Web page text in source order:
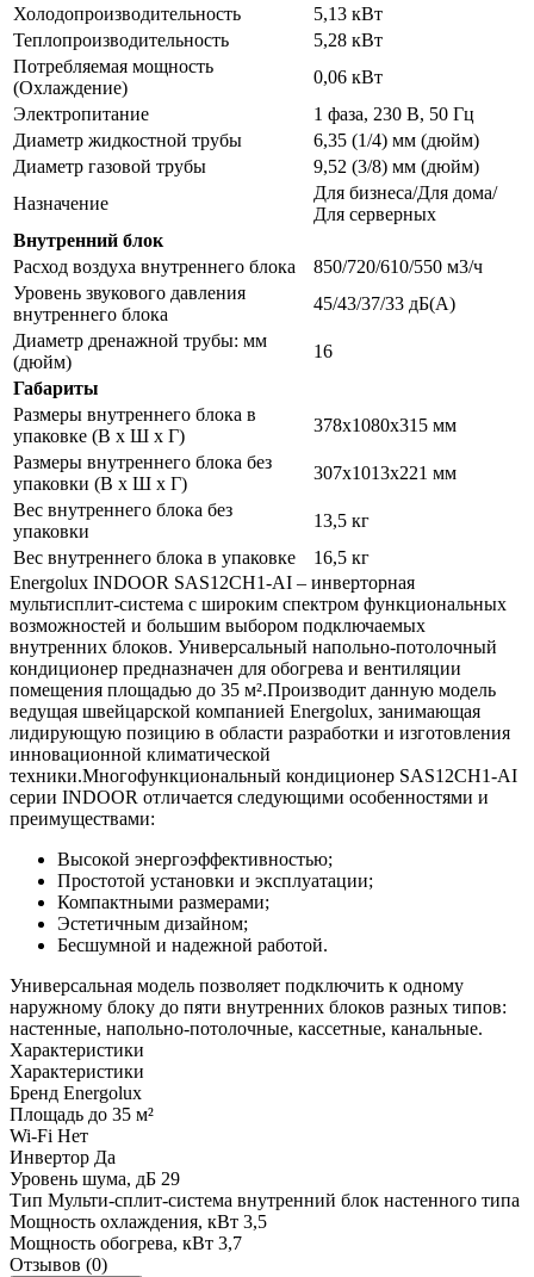
Холодопроизводительность
5,13 кВт
Теплопроизводительность
5,28 кВт
Потребляемая мощность
(Охлаждение)
0,06 кВт
Электропитание
1 фаза, 230 В, 50 Гц
Диаметр жидкостной трубы
6,35 (1/4) мм (дюйм)
Диаметр газовой трубы
9,52 (3/8) мм (дюйм)
Назначение
Для бизнеса/Для дома/
Для серверных
Внутренний блок
Расход воздуха внутреннего блока
850/720/610/550 м3/ч
Уровень звукового давления
внутреннего блока
45/43/37/33 дБ(А)
Диаметр дренажной трубы: мм
(дюйм)
16
Габариты
Размеры внутреннего блока в
упаковке (В х Ш х Г)
378х1080x315 мм
Размеры внутреннего блока без
упаковки (В х Ш х Г)
307x1013x221 мм
Вес внутреннего блока без
упаковки
13,5 кг
Вес внутреннего блока в упаковке
16,5 кг
Energolux INDOOR SAS12CH1-AI – инверторная
мультисплит-система с широким спектром функциональных
возможностей и большим выбором подключаемых
внутренних блоков. Универсальный напольно-потолочный
кондиционер предназначен для обогрева и вентиляции
помещения площадью до 35 м².Производит данную модель
ведущая швейцарской компанией Energolux, занимающая
лидирующую позицию в области разработки и изготовления
инновационной климатической
техники.Многофункциональный кондиционер SAS12CH1-AI
серии INDOOR отличается следующими особенностями и
преимуществами:
Высокой энергоэффективностью;
Простотой установки и эксплуатации;
Компактными размерами;
Эстетичным дизайном;
Бесшумной и надежной работой.
Универсальная модель позволяет подключить к одному
наружному блоку до пяти внутренних блоков разных типов:
настенные, напольно-потолочные, кассетные, канальные.
Характеристики
Характеристики
Бренд Energolux
Площадь до 35 м²
Wi-Fi Нет
Инвертор Да
Уровень шума, дБ 29
Тип Мульти-сплит-система внутренний блок настенного типа
Мощность охлаждения, кВт 3,5
Мощность обогрева, кВт 3,7
Отзывов (0)